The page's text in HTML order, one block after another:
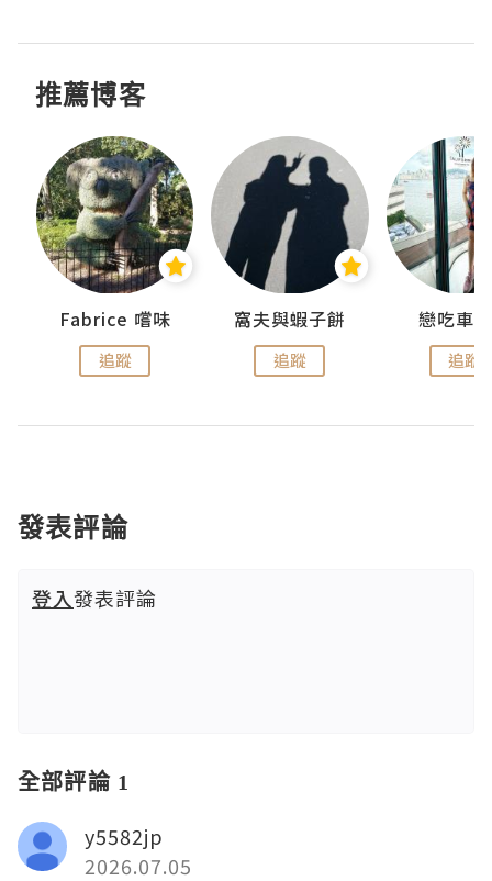
推薦博客
Fabrice 嚐味
追蹤
窩夫與蝦子餅
追蹤
戀吃車
追蹤
發表評論
登入發表評論
全部評論 1
y5582jp
2026.07.05